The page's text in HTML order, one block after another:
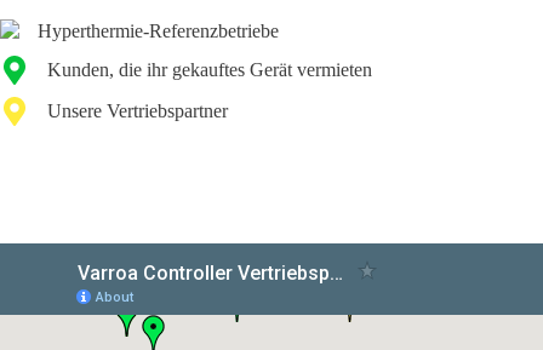
Hyperthermie-Referenzbetriebe
Kunden, die ihr gekauftes Gerät vermieten
Unsere Vertriebspartner